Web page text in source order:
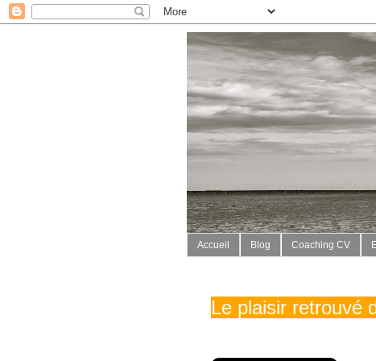
Accueil Blog Coaching CV
Le plaisir retrouvé